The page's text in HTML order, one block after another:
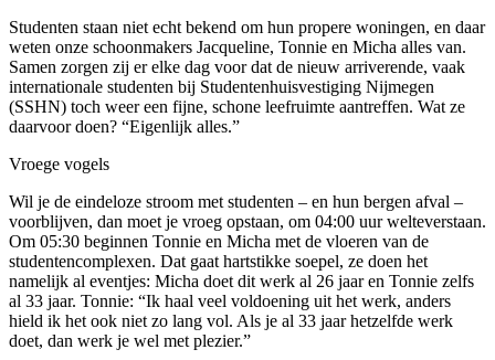
Studenten staan niet echt bekend om hun propere woningen, en daar
weten onze schoonmakers Jacqueline, Tonnie en Micha alles van.
Samen zorgen zij er elke dag voor dat de nieuw arriverende, vaak
internationale studenten bij Studentenhuisvestiging Nijmegen
(SSHN) toch weer een fijne, schone leefruimte aantreffen. Wat ze
daarvoor doen? “Eigenlijk alles.”
Vroege vogels
Wil je de eindeloze stroom met studenten – en hun bergen afval –
voorblijven, dan moet je vroeg opstaan, om 04:00 uur welteverstaan.
Om 05:30 beginnen Tonnie en Micha met de vloeren van de
studentencomplexen. Dat gaat hartstikke soepel, ze doen het
namelijk al eventjes: Micha doet dit werk al 26 jaar en Tonnie zelfs
al 33 jaar. Tonnie: “Ik haal veel voldoening uit het werk, anders
hield ik het ook niet zo lang vol. Als je al 33 jaar hetzelfde werk
doet, dan werk je wel met plezier.”